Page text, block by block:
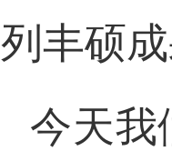
列丰硕
今天我